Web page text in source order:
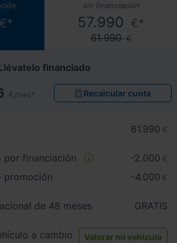
€*
sin financiación
57.990 €*
61.990 €
financiado
€/mes* Recalcular cuota
61.990 €
por financiación -2.000 €
promoción -4.000 €
de 48 meses GRATIS
a cambio Valorar mi vehículo